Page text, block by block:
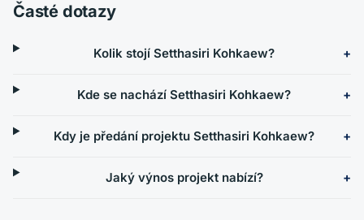
Časté dotazy
Kolik stojí Setthasiri Kohkaew?
Kde se nachází Setthasiri Kohkaew?
Kdy je předání projektu Setthasiri Kohkaew?
Jaký výnos projekt nabízí?